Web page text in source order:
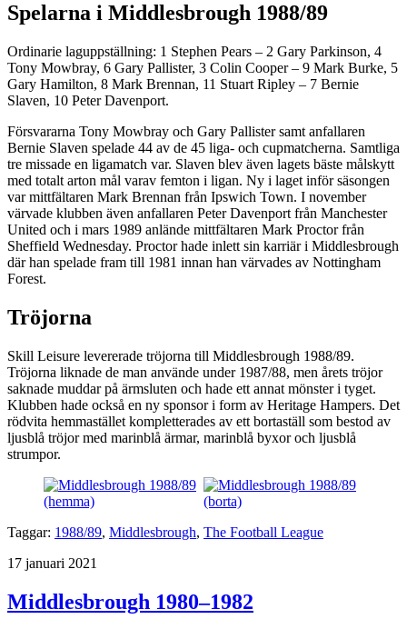
Spelarna i Middlesbrough 1988/89
Ordinarie laguppställning: 1 Stephen Pears – 2 Gary Parkinson, 4
Tony Mowbray, 6 Gary Pallister, 3 Colin Cooper – 9 Mark Burke, 5
Gary Hamilton, 8 Mark Brennan, 11 Stuart Ripley – 7 Bernie
Slaven, 10 Peter Davenport.
Försvararna Tony Mowbray och Gary Pallister samt anfallaren
Bernie Slaven spelade 44 av de 45 liga- och cupmatcherna. Samtliga
tre missade en ligamatch var. Slaven blev även lagets bäste målskytt
med totalt arton mål varav femton i ligan. Ny i laget inför säsongen
var mittfältaren Mark Brennan från Ipswich Town. I november
värvade klubben även anfallaren Peter Davenport från Manchester
United och i mars 1989 anlände mittfältaren Mark Proctor från
Sheffield Wednesday. Proctor hade inlett sin karriär i Middlesbrough
där han spelade fram till 1981 innan han värvades av Nottingham
Forest.
Tröjorna
Skill Leisure levererade tröjorna till Middlesbrough 1988/89.
Tröjorna liknade de man använde under 1987/88, men årets tröjor
saknade muddar på ärmsluten och hade ett annat mönster i tyget.
Klubben hade också en ny sponsor i form av Heritage Hampers. Det
rödvita hemmastället kompletterades av ett bortaställ som bestod av
ljusblå tröjor med marinblå ärmar, marinblå byxor och ljusblå
strumpor.
Taggar: 1988/89, Middlesbrough, The Football League
Publicerat
17 januari 2021
Middlesbrough 1980–1982